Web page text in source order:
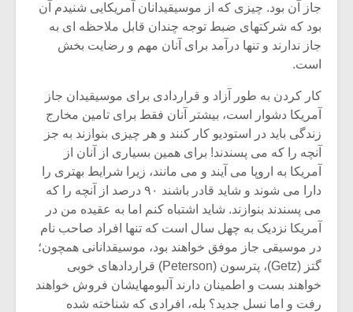
جاز آن بود. چیزی که از موسیقیدانان آمریکایی شنیدم آن
بود که شرکتهای ضبط توجه چندان قابل ملاحظه ای به
جاز ندارند و تنها درآمد برای آنان مهم و رضایت بخش
است.
کار کردن به طور آزاد و قراردادی برای موسیقیدان جاز
آمریکا دشوار است، بیشتر آنان فقط برای تامین مخارج
زندگی باید در استودیو کار کنند و هر چیزی بنوازند به جز
آنچه را که می پسندند! برای همین بسیاری از آنان از
آمریکا به اروپا می آیند و می مانند، زیرا شرایط بهتری را
دارا می شوند و شاید قادر باشند ۹۰ درصد از آنچه را که
می پسندند بنوازند. شاید اشتباه کنم اما به عقیده من در
آمریکا نزدیک به چهل سال است که تنها افراد صاحب نام
در موسیقی جاز موفق خواهند بود، موسیقدانانی همچون؛
گتز (Getz)، پترسون (Peterson) قراردادهای خوبی
خواهند بست و اطمینان دارند آلبومهایشان فروش خواهند
رفت و اما نسل جدید؟ بله، افرادی که شناخته شده